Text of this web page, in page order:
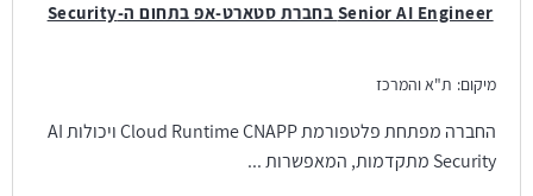
Senior AI Engineer בחברת סטארט-אפ בתחום ה-Security
מיקום: ת"א והמרכז
החברה מפתחת פלטפורמת Cloud Runtime CNAPP ויכולות AI
Security מתקדמות, המאפשרות ...